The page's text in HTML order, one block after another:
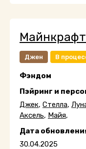
Джен В
Фэндом
Пэйринг и
Джек, Стелла,
Аксель, Майя,
Дата
30.04.2025